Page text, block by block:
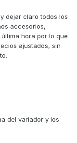
dejar claro todos los
accesorios,
hora por lo que
ajustados, sin
del variador y los